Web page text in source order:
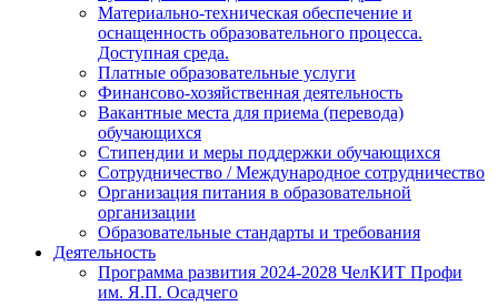
Материально-техническая обеспечение и
оснащенность образовательного процесса.
Доступная среда.
Платные образовательные услуги
Финансово-хозяйственная деятельность
Вакантные места для приема (перевода)
обучающихся
Стипендии и меры поддержки обучающихся
Сотрудничество / Международное сотрудничество
Организация питания в образовательной
организации
Образовательные стандарты и требования
Деятельность
Программа развития 2024-2028 ЧелКИТ Профи
им. Я.П. Осадчего